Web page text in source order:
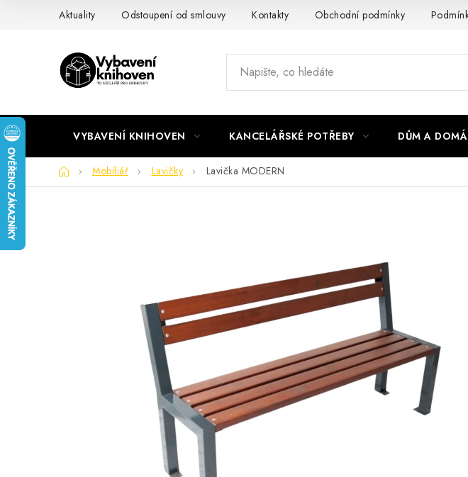
Aktuality Odstoupení od smlouvy Kontakty Obchodní podmínky
VYBAVENÍ KNIHOVEN KANCELÁŘSKÉ POTŘEBY DŮM A
DomůMobiliář Lavičky Lavička MODERN